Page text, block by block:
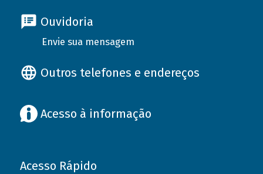
Ouvidoria
Envie sua mensagem
Outros telefones e endereços
Acesso à informação
Acesso Rápido